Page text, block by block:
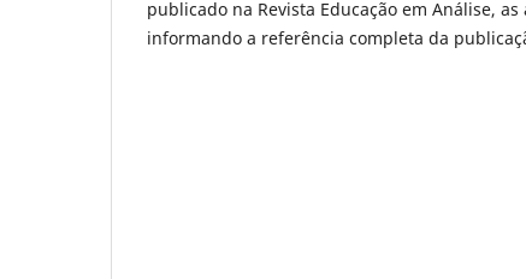
publicado na Revista Educação em Análise,
informando a referência completa da